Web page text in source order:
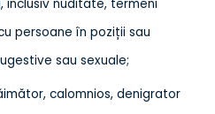
inclusiv nuditate, termeni
persoane în poziții sau
sau sexuale;
calomnios, denigrator